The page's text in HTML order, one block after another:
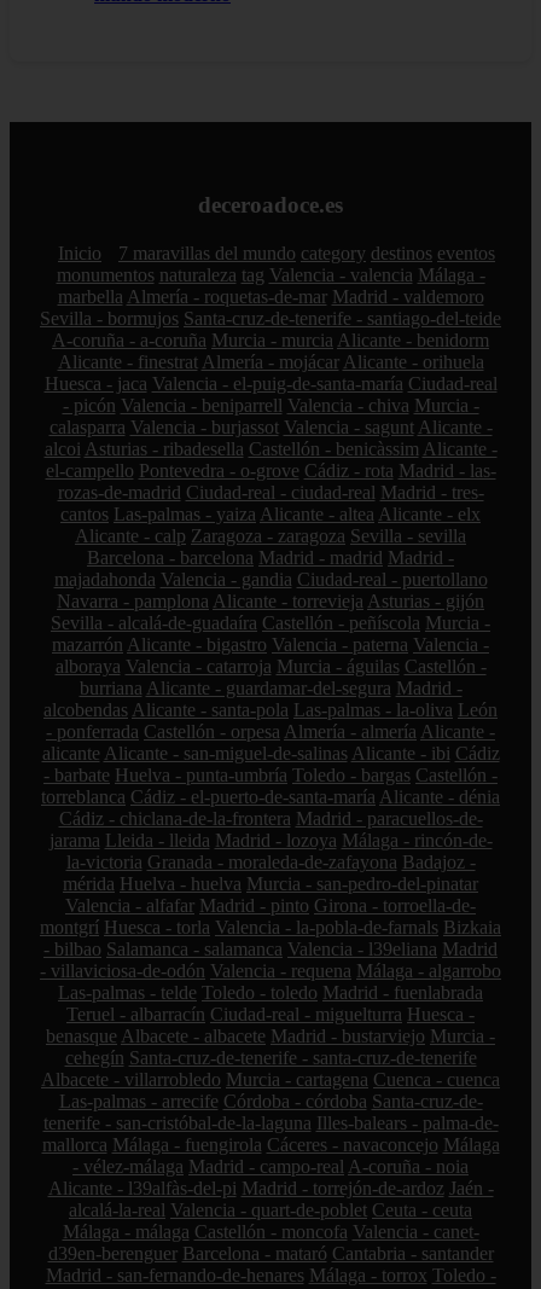
deceroadoce.es
Inicio 7 maravillas del mundo category destinos eventos
monumentos naturaleza tag Valencia - valencia Málaga -
marbella Almería - roquetas-de-mar Madrid - valdemoro
Sevilla - bormujos Santa-cruz-de-tenerife - santiago-del-teide
A-coruña - a-coruña Murcia - murcia Alicante - benidorm
Alicante - finestrat Almería - mojácar Alicante - orihuela
Huesca - jaca Valencia - el-puig-de-santa-maría Ciudad-real
- picón Valencia - beniparrell Valencia - chiva Murcia -
calasparra Valencia - burjassot Valencia - sagunt Alicante -
alcoi Asturias - ribadesella Castellón - benicàssim Alicante -
el-campello Pontevedra - o-grove Cádiz - rota Madrid - las-
rozas-de-madrid Ciudad-real - ciudad-real Madrid - tres-
cantos Las-palmas - yaiza Alicante - altea Alicante - elx
Alicante - calp Zaragoza - zaragoza Sevilla - sevilla
Barcelona - barcelona Madrid - madrid Madrid -
majadahonda Valencia - gandia Ciudad-real - puertollano
Navarra - pamplona Alicante - torrevieja Asturias - gijón
Sevilla - alcalá-de-guadaíra Castellón - peñíscola Murcia -
mazarrón Alicante - bigastro Valencia - paterna Valencia -
alboraya Valencia - catarroja Murcia - águilas Castellón -
burriana Alicante - guardamar-del-segura Madrid -
alcobendas Alicante - santa-pola Las-palmas - la-oliva León
- ponferrada Castellón - orpesa Almería - almería Alicante -
alicante Alicante - san-miguel-de-salinas Alicante - ibi Cádiz
- barbate Huelva - punta-umbría Toledo - bargas Castellón -
torreblanca Cádiz - el-puerto-de-santa-maría Alicante - dénia
Cádiz - chiclana-de-la-frontera Madrid - paracuellos-de-
jarama Lleida - lleida Madrid - lozoya Málaga - rincón-de-
la-victoria Granada - moraleda-de-zafayona Badajoz -
mérida Huelva - huelva Murcia - san-pedro-del-pinatar
Valencia - alfafar Madrid - pinto Girona - torroella-de-
montgrí Huesca - torla Valencia - la-pobla-de-farnals Bizkaia
- bilbao Salamanca - salamanca Valencia - l39eliana Madrid
- villaviciosa-de-odón Valencia - requena Málaga - algarrobo
Las-palmas - telde Toledo - toledo Madrid - fuenlabrada
Teruel - albarracín Ciudad-real - miguelturra Huesca -
benasque Albacete - albacete Madrid - bustarviejo Murcia -
cehegín Santa-cruz-de-tenerife - santa-cruz-de-tenerife
Albacete - villarrobledo Murcia - cartagena Cuenca - cuenca
Las-palmas - arrecife Córdoba - córdoba Santa-cruz-de-
tenerife - san-cristóbal-de-la-laguna Illes-balears - palma-de-
mallorca Málaga - fuengirola Cáceres - navaconcejo Málaga
- vélez-málaga Madrid - campo-real A-coruña - noia
Alicante - l39alfàs-del-pi Madrid - torrejón-de-ardoz Jaén -
alcalá-la-real Valencia - quart-de-poblet Ceuta - ceuta
Málaga - málaga Castellón - moncofa Valencia - canet-
d39en-berenguer Barcelona - mataró Cantabria - santander
Madrid - san-fernando-de-henares Málaga - torrox Toledo -